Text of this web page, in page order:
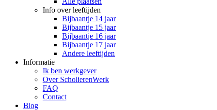
Info over leeftijden
Bijbaantje 14 jaar
Bijbaantje 15 jaar
Bijbaantje 16 jaar
Bijbaantje 17 jaar
Andere leeftijden
Informatie
Ik ben werkgever
Over ScholierenWerk
FAQ
Contact
Blog